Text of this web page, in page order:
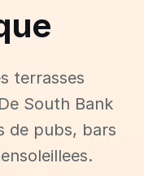
terrasses
South Bank
de pubs, bars